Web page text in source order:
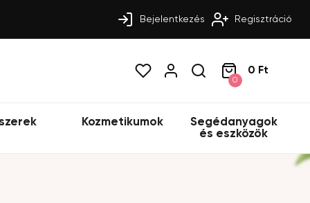
Bejelentkezés Regisztráció
0
0 Ft
Kozmetikumok
Segédanyagok
és eszközök